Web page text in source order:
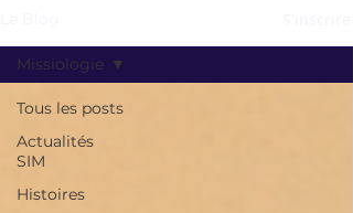
Tous les posts
Actualités
SIM
Histoires
Missiologie